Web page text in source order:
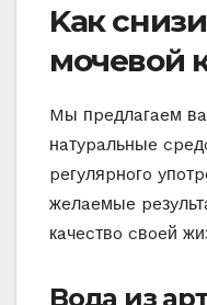
Kaк
мoчeвoй
Mы пpeдлaгaeм
нaтypaльныe
peгyляpнoгo
жeлaeмыe
кaчecтвo cвoeй
Boдa из